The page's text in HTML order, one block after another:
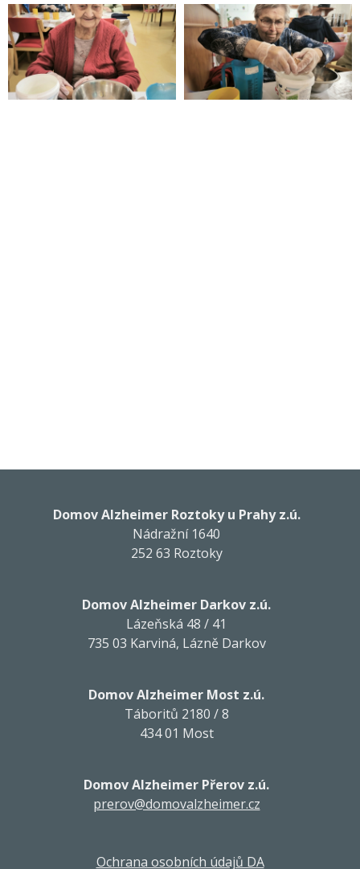
Domov Alzheimer Roztoky u Prahy z.ú.
Nádražní 1640
252 63 Roztoky
Domov Alzheimer Darkov z.ú.
Lázeňská 48 / 41
735 03 Karviná, Lázně Darkov
Domov Alzheimer Most z.ú.
Táboritů 2180 / 8
434 01 Most
Domov Alzheimer Přerov z.ú.
prerov@domovalzheimer.cz
Ochrana osobních údajů DA